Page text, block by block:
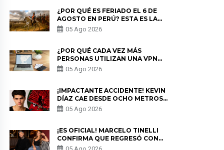
¿POR QUÉ ES FERIADO EL 6 DE
AGOSTO EN PERÚ? ESTA ES LA
HISTORIA
05 Ago 2026
¿POR QUÉ CADA VEZ MÁS
PERSONAS UTILIZAN UNA VPN
PARA PROTEGER SU
PRIVACIDAD?
05 Ago 2026
¡IMPACTANTE ACCIDENTE! KEVIN
DÍAZ CAE DESDE OCHO METROS
EN “ESTO ES GUERRA” Y GENERA
PREOCUPACIÓN
05 Ago 2026
¡ES OFICIAL! MARCELO TINELLI
CONFIRMA QUE REGRESÓ CON
MILETT FIGUEROA: “EL AMOR